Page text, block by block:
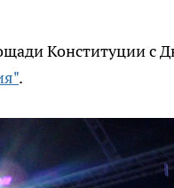
Конституции с
.